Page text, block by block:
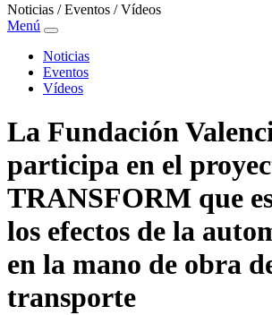
Noticias / Eventos / Vídeos
Menú
Noticias
Eventos
Vídeos
La Fundación
participa en el
TRANSFORM que
los efectos de la
en la mano de obra
transporte